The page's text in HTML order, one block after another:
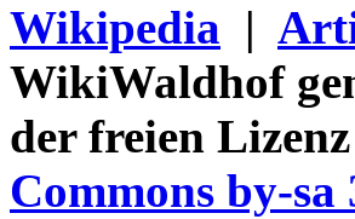
Wikipedia |
WikiWaldhof
der freien Lizenz
Commons by-sa